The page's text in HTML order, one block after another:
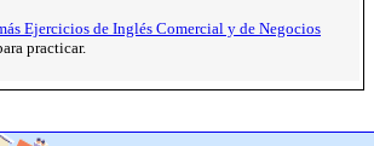
Ejercicios de Inglés Comercial y de Negocios
practicar.